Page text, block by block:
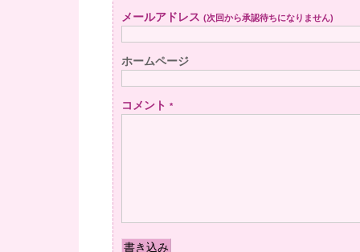
メールアドレス (次回から承認待ちになりません)
ホームページ
コメント *